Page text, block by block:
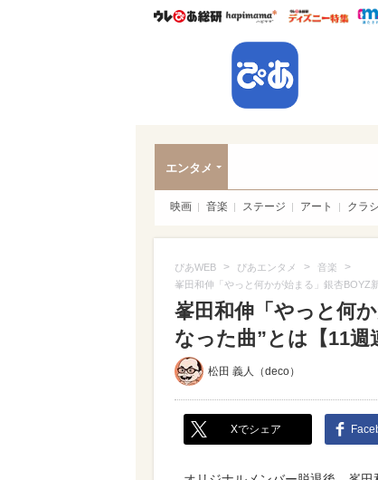
ウレぴあ総研ハピママ* ウ
エンタメ
映画 音楽 ステージ アート クラ
ぴあWEB > ぴあエンタメ > 音楽 >
峯田和伸「やっと何かが始まる」銀杏BOYZ
峯田和伸「やっと何
なった曲”とは【11週
松田 義人（deco）
Xでシェア